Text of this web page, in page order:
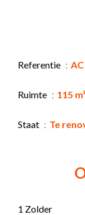
Referentie
Ruimte 115 m²
Staat Te
1 Zolder